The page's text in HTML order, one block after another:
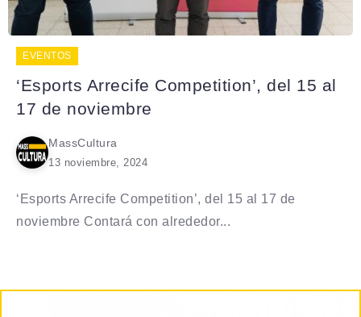
EVENTOS
‘Esports Arrecife Competition’, del 15 al
17 de noviembre
MassCultura
13 noviembre, 2024
‘Esports Arrecife Competition’, del 15 al 17 de
noviembre Contará con alrededor...